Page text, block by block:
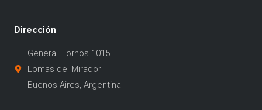
Dirección
General Hornos 1015
Lomas del Mirador
Buenos Aires, Argentina